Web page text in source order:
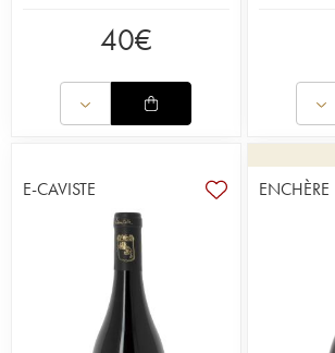
40€
E-CAVISTE ENCHÈRE